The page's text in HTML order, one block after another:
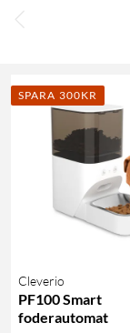
SPARA 300KR
Cleverio
PF100 Smart
foderautomat